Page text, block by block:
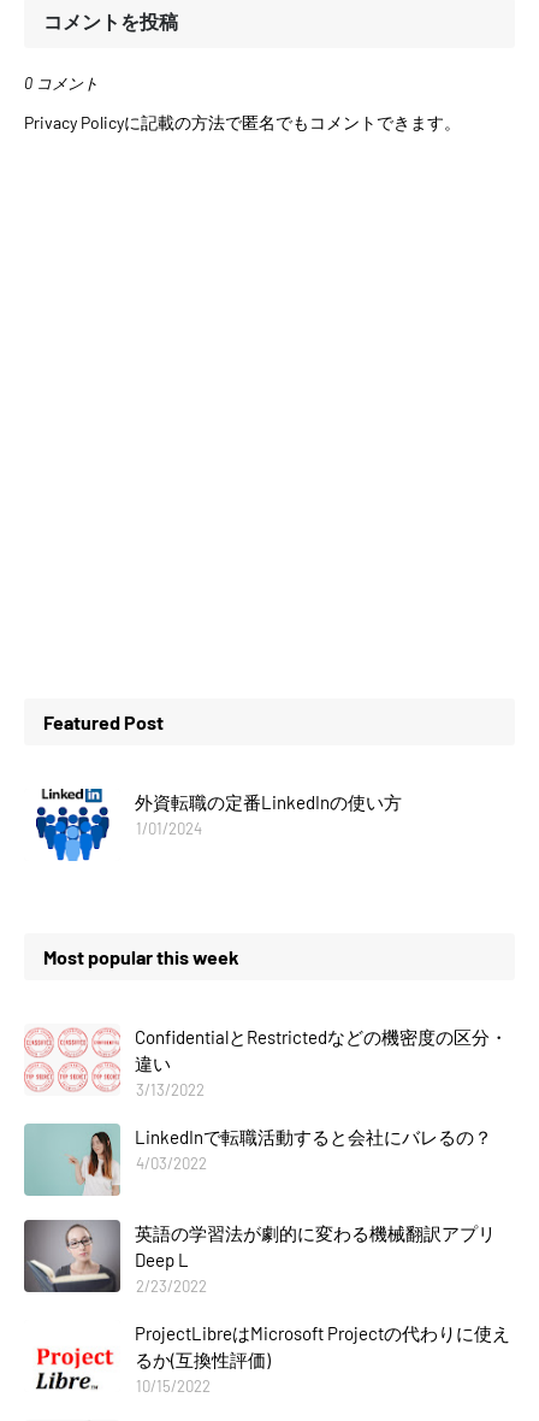
コメントを投稿
0 コメント
Privacy Policyに記載の方法で匿名でもコメントできます。
Featured Post
外資転職の定番LinkedInの使い方
1/01/2024
Most popular this week
ConfidentialとRestrictedなどの機密度の区分・
違い
3/13/2022
LinkedInで転職活動すると会社にバレるの？
4/03/2022
英語の学習法が劇的に変わる機械翻訳アプリ
Deep L
2/23/2022
ProjectLibreはMicrosoft Projectの代わりに使え
るか(互換性評価)
10/15/2022